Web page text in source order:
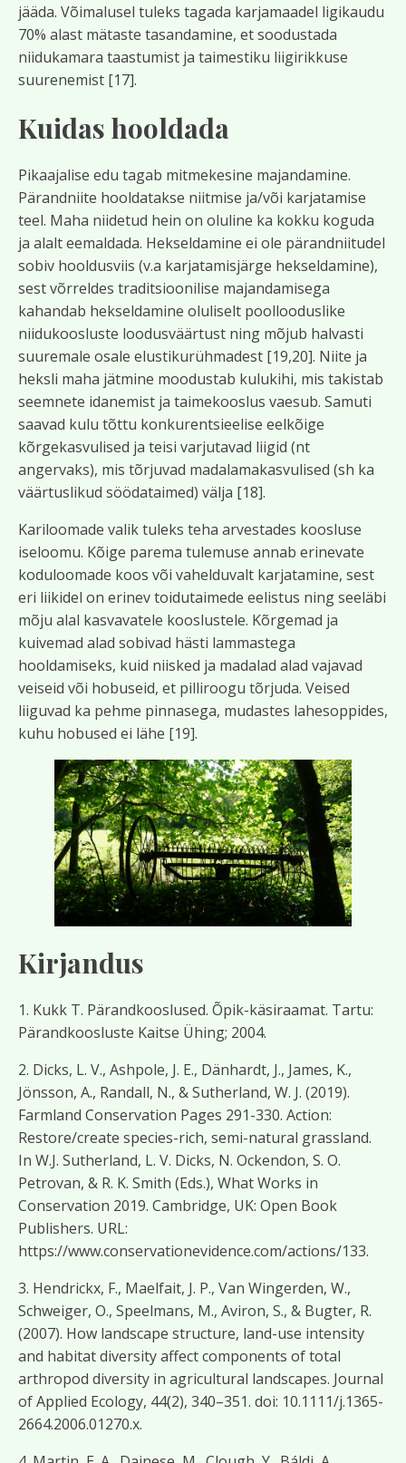
jääda. Võimalusel tuleks tagada karjamaadel ligikaudu
70% alast mätaste tasandamine, et soodustada
niidukamara taastumist ja taimestiku liigirikkuse
suurenemist [17].
Kuidas hooldada
Pikaajalise edu tagab mitmekesine majandamine.
Pärandniite hooldatakse niitmise ja/või karjatamise
teel. Maha niidetud hein on oluline ka kokku koguda
ja alalt eemaldada. Hekseldamine ei ole pärandniitudel
sobiv hooldusviis (v.a karjatamisjärge hekseldamine),
sest võrreldes traditsioonilise majandamisega
kahandab hekseldamine oluliselt poollooduslike
niidukoosluste loodusväärtust ning mõjub halvasti
suuremale osale elustikurühmadest [19,20]. Niite ja
heksli maha jätmine moodustab kulukihi, mis takistab
seemnete idanemist ja taimekooslus vaesub. Samuti
saavad kulu tõttu konkurentsieelise eelkõige
kõrgekasvulised ja teisi varjutavad liigid (nt
angervaks), mis tõrjuvad madalamakasvulised (sh ka
väärtuslikud söödataimed) välja [18].
Kariloomade valik tuleks teha arvestades koosluse
iseloomu. Kõige parema tulemuse annab erinevate
koduloomade koos või vahelduvalt karjatamine, sest
eri liikidel on erinev toidutaimede eelistus ning seeläbi
mõju alal kasvavatele kooslustele. Kõrgemad ja
kuivemad alad sobivad hästi lammastega
hooldamiseks, kuid niisked ja madalad alad vajavad
veiseid või hobuseid, et pilliroogu tõrjuda. Veised
liiguvad ka pehme pinnasega, mudastes lahesoppides,
kuhu hobused ei lähe [19].
Kirjandus
1. Kukk T. Pärandkooslused. Õpik-käsiraamat. Tartu:
Pärandkoosluste Kaitse Ühing; 2004.
2. Dicks, L. V., Ashpole, J. E., Dänhardt, J., James, K.,
Jönsson, A., Randall, N., & Sutherland, W. J. (2019).
Farmland Conservation Pages 291-330. Action:
Restore/create species-rich, semi-natural grassland.
In W.J. Sutherland, L. V. Dicks, N. Ockendon, S. O.
Petrovan, & R. K. Smith (Eds.), What Works in
Conservation 2019. Cambridge, UK: Open Book
Publishers. URL:
https://www.conservationevidence.com/actions/133.
3. Hendrickx, F., Maelfait, J. P., Van Wingerden, W.,
Schweiger, O., Speelmans, M., Aviron, S., & Bugter, R.
(2007). How landscape structure, land-use intensity
and habitat diversity affect components of total
arthropod diversity in agricultural landscapes. Journal
of Applied Ecology, 44(2), 340–351. doi: 10.1111/j.1365-
2664.2006.01270.x.